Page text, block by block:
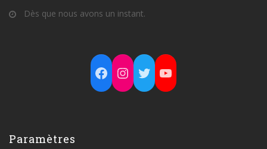
Dès que nous avons un instant.
Facebook Instagram Twitter YouTube
Paramètres